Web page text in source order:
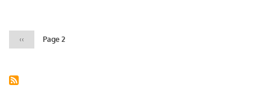
Page
précédente
‹‹ Page 2